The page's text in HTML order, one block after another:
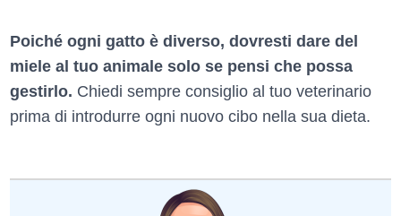
Poiché ogni gatto è diverso, dovresti dare del
miele al tuo animale solo se pensi che possa
gestirlo. Chiedi sempre consiglio al tuo veterinario
prima di introdurre ogni nuovo cibo nella sua dieta.